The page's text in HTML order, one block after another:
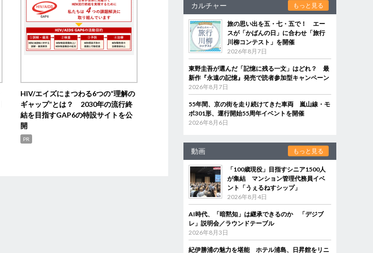
HIV/エイズにまつわる6つの“理解の
ギャップ”とは？ 2030年の流行終
結を目指すGAP6の特設サイトを公
開
PR
カルチャー もっと見る
旅の思い出を五・七・五で！ エー
スが「かばんの日」に合わせ「旅行
川柳コンテスト」を開催
2026年8月7日
東野圭吾が選んだ「記憶に残る一文」はどれ？ 最
新作『永遠の記憶』発売で読者参加型キャンペーン
2026年8月7日
55年間、京の街を走り続けてきた車両 嵐山線・モ
ボ301形、運行開始55周年イベントを開催
2026年8月6日
動画 もっと見る
「100歳現役」目指すシニア1500人
が集結 マンション管理代務員イベ
ント「うぇるねすシップ」
2026年8月4日
AI時代、「暗黙知」は継承できるのか 「デジブ
レ」説明会／ラウンドテーブル
2026年8月3日
紀伊勝浦の魅力を堪能 ホテル浦島、日昇館をリニ